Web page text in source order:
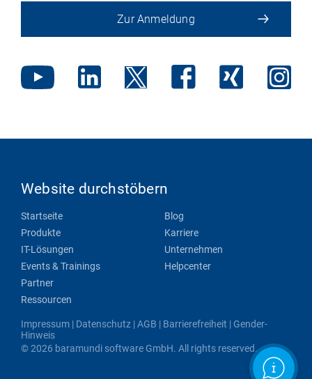
Zur Anmeldung
Website durchstöbern
Startseite
Produkte
IT-Lösungen
Events & Trainings
Partner
Ressourcen
Blog
Karriere
Unternehmen
Helpcenter
Impressum | Datenschutz |AGB | Barrierefreiheit | Gender-
Hinweis
© 2026 baramundi software GmbH. All rights reserved.